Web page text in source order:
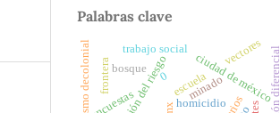
Palabras clave
homicidio
gestión del riesgo
encuestas ciudad de méxico
minado
bosque
trabajo social vectores
feminismo decolonial escuela
frontera 0